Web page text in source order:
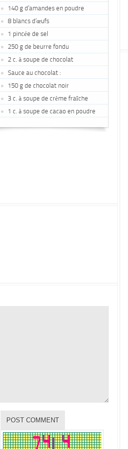
140 g d’amandes en poudre
8 blancs d’œufs
1 pincée de sel
250 g de beurre fondu
2 c. à soupe de chocolat
Sauce au chocolat :
150 g de chocolat noir
3 c. à soupe de crème fraîche
1 c. à soupe de cacao en poudre